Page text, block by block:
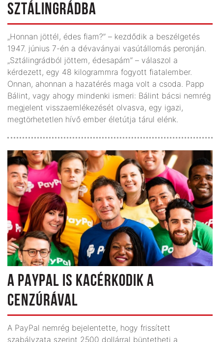
SZTÁLINGRÁDBA
„Honnan jöttél, édes fiam?” – kezdődik a beszélgetés
1947. június 7-én a dévaványai vasútállomás peronján.
„Sztálingrádból jöttem, édesapám” – válaszol a
kérdezett, egy 48 kilogrammra fogyott fiatalember.
Onnan, ahonnan a hazatérés maga volt a csoda. Papp
Bálint, vagy ahogy mindenki ismeri: Bálint bácsi nemrég
megjelent visszaemlékezését olvasva, egy igazi,
megtörhetetlen hívő ember életútja tárul elénk.
A PAYPAL IS KACÉRKODIK A
CENZÚRÁVAL
A PayPal nemrég bejelentette, hogy frissített
szabályzata szerint 2500 dollárral büntetheti a